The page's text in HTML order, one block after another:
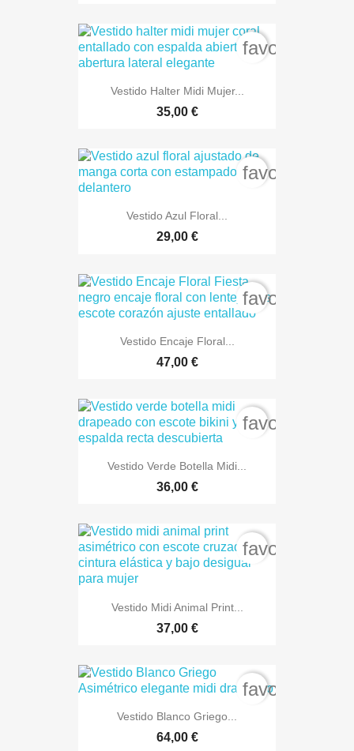
Vestido Halter Midi Mujer...
35,00 €
Vestido Azul Floral...
29,00 €
Vestido Encaje Floral...
47,00 €
Vestido Verde Botella Midi...
36,00 €
Vestido Midi Animal Print...
37,00 €
Vestido Blanco Griego...
64,00 €